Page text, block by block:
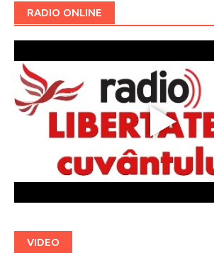
RADIO ONLINE
VIDEO